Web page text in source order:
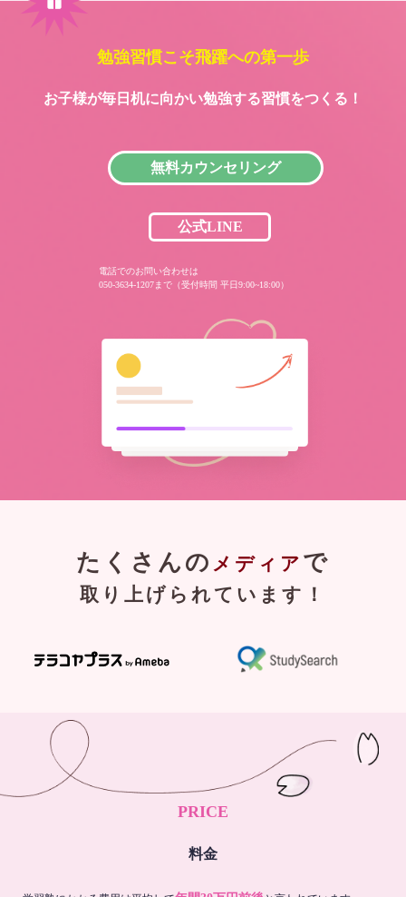
勉強習慣こそ飛躍への第一歩
お子様が毎日机に向かい勉強する習慣をつくる！
無料カウンセリング
公式LINE
電話でのお問い合わせは
050-3634-1207まで（受付時間 平日9:00~18:00）
たくさんの メディア で
取り上げられています！
PRICE
料金